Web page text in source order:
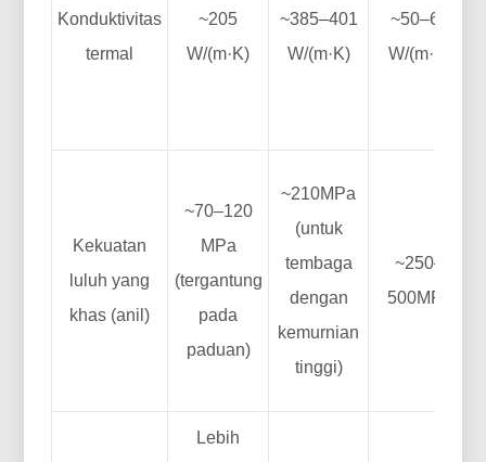
Konduktivitas
termal
~205
W/(m·K)
~385–401
W/(m·K)
~50–60
W/(m·K)
Kekuatan
luluh yang
khas (anil)
~70–120
MPa
(tergantung
pada
paduan)
~210MPa
(untuk
tembaga
dengan
kemurnian
tinggi)
~250–
500MPa
Lebih